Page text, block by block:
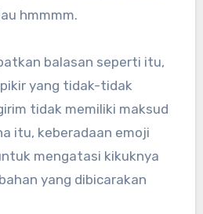
hmmmm.
balasan seperti itu,
yang tidak-tidak
tidak memiliki maksud
itu, keberadaan emoji
mengatasi kikuknya
yang dibicarakan